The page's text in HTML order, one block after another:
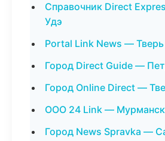
Справочник Direct
Удэ
Portal Link News — Тверь
Город Direct Guide —
Город Online Direct —
ООО 24 Link — Мурманск
Город News Spravka —